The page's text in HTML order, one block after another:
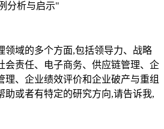
分析与启示"
领域的多个方面,包括领导力、战略
会责任、电子商务、供应链管理、企
理、企业绩效评价和企业破产与重组
助或者有特定的研究方向,请告诉我,